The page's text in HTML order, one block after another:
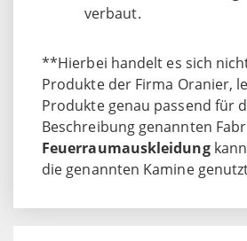
verbaut.
**Hierbei handelt es sich
Produkte der Firma Oranier,
Produkte genau passend für
Beschreibung genannten
Feuerraumauskleidung
die genannten Kamine